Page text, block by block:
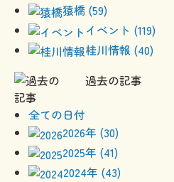
猿橋 (59)
イベント (119)
桂川情報 (40)
過去の記事
全ての日付
2026年 (30)
2025年 (41)
2024年 (43)